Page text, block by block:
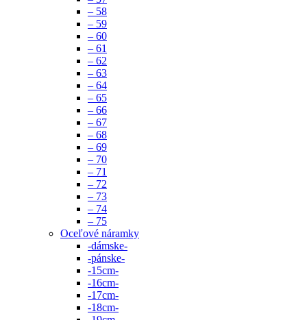
– 58
– 59
– 60
– 61
– 62
– 63
– 64
– 65
– 66
– 67
– 68
– 69
– 70
– 71
– 72
– 73
– 74
– 75
Oceľové náramky
-dámske-
-pánske-
-15cm-
-16cm-
-17cm-
-18cm-